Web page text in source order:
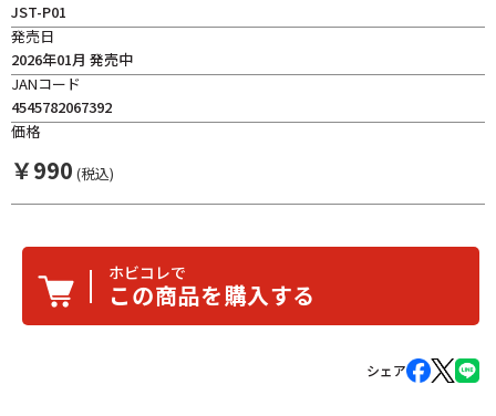
JST-P01
発売日
2026年01月 発売中
JANコード
4545782067392
価格
￥990 (税込)
ホビコレで
この商品を購入する
シェア